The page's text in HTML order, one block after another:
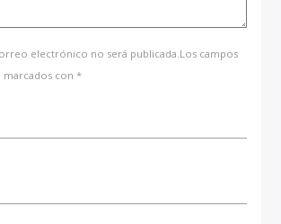
electrónico no será publicada.Los campos
marcados con *